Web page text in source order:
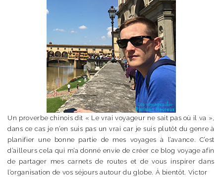
Un proverbe chinois dit « Le vrai voyageur ne sait pas où il va »,
dans ce cas je n’en suis pas un vrai car je suis plutôt du genre à
planifier une bonne partie de mes voyages à l’avance. C’est
d’ailleurs cela qui m’a donné envie de créer ce blog voyage afin
de partager mes carnets de routes et de vous inspirer dans
l’organisation de vos séjours autour du globe. À bientôt. Victor